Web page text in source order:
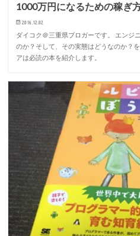
1000万円になるための稼ぎ
2016.12.02
ダイコク＠三重県ブロガーです。 エンジ
のか？そして、その実態はどうなのか？
アは必読の本を紹介します。